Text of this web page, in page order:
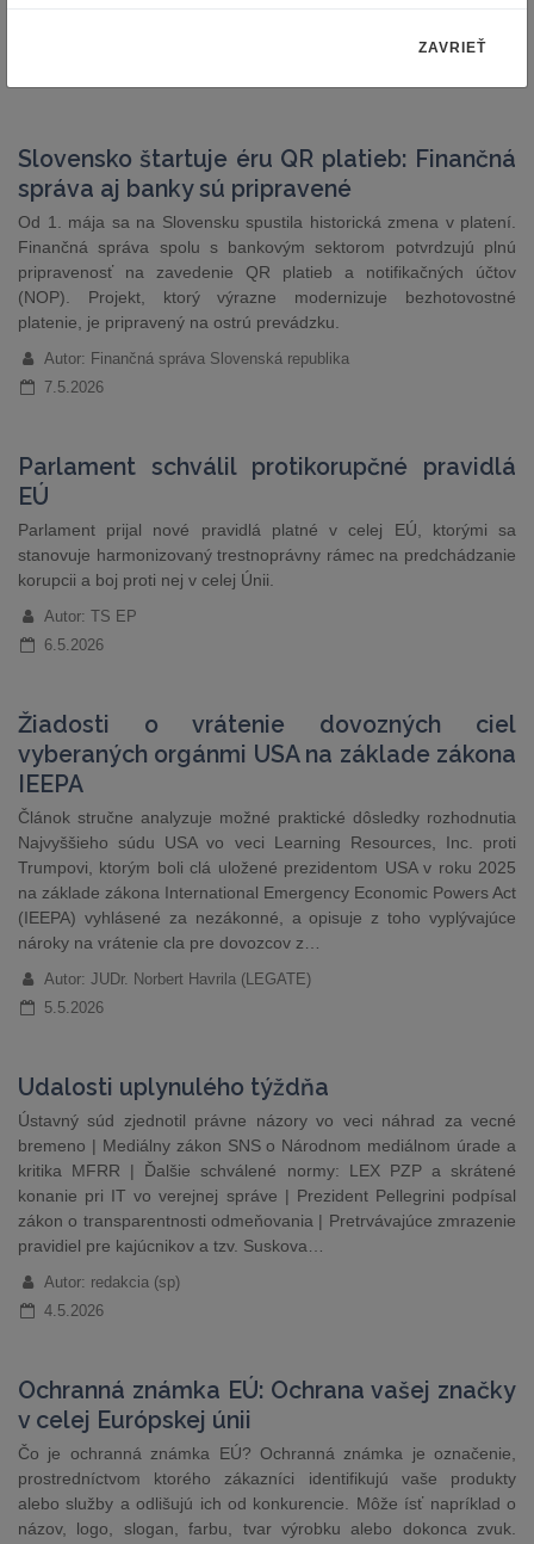
Slovensko štartuje éru QR platieb: Finančná
správa aj banky sú pripravené
Od 1. mája sa na Slovensku spustila historická zmena v platení.
Finančná správa spolu s bankovým sektorom potvrdzujú plnú
pripravenosť na zavedenie QR platieb a notifikačných účtov
(NOP). Projekt, ktorý výrazne modernizuje bezhotovostné
platenie, je pripravený na ostrú prevádzku.
Autor: Finančná správa Slovenská republika
7.5.2026
Parlament schválil protikorupčné pravidlá
EÚ
Parlament prijal nové pravidlá platné v celej EÚ, ktorými sa
stanovuje harmonizovaný trestnoprávny rámec na predchádzanie
korupcii a boj proti nej v celej Únii.
Autor: TS EP
6.5.2026
Žiadosti o vrátenie dovozných ciel
vyberaných orgánmi USA na základe zákona
IEEPA
Článok stručne analyzuje možné praktické dôsledky rozhodnutia
Najvyššieho súdu USA vo veci Learning Resources, Inc. proti
Trumpovi, ktorým boli clá uložené prezidentom USA v roku 2025
na základe zákona International Emergency Economic Powers Act
(IEEPA) vyhlásené za nezákonné, a opisuje z toho vyplývajúce
nároky na vrátenie cla pre dovozcov z…
Autor: JUDr. Norbert Havrila (LEGATE)
5.5.2026
Udalosti uplynulého týždňa
Ústavný súd zjednotil právne názory vo veci náhrad za vecné
bremeno | Mediálny zákon SNS o Národnom mediálnom úrade a
kritika MFRR | Ďalšie schválené normy: LEX PZP a skrátené
konanie pri IT vo verejnej správe | Prezident Pellegrini podpísal
zákon o transparentnosti odmeňovania | Pretrvávajúce zmrazenie
pravidiel pre kajúcnikov a tzv. Suskova…
Autor: redakcia (sp)
4.5.2026
Ochranná známka EÚ: Ochrana vašej značky
v celej Európskej únii
Čo je ochranná známka EÚ? Ochranná známka je označenie,
prostredníctvom ktorého zákazníci identifikujú vaše produkty
alebo služby a odlišujú ich od konkurencie. Môže ísť napríklad o
názov, logo, slogan, farbu, tvar výrobku alebo dokonca zvuk.
ZAVRIEŤ